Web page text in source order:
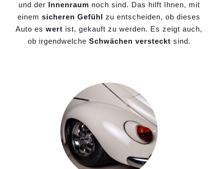
und der Innenraum noch sind. Das hilft Ihnen, mit
einem sicheren Gefühl zu entscheiden, ob dieses
Auto es wert ist, gekauft zu werden. Es zeigt auch,
ob irgendwelche Schwächen versteckt sind.